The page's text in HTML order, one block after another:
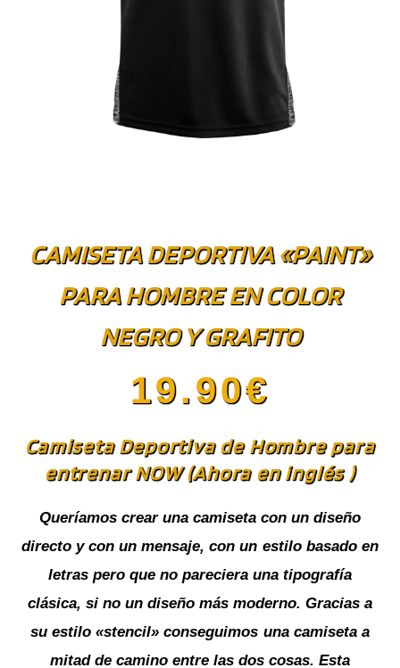
CAMISETA DEPORTIVA «PAINT»
PARA HOMBRE EN COLOR
NEGRO Y GRAFITO
19.90€
Camiseta Deportiva de Hombre para
entrenar NOW (Ahora en inglés )
Queríamos crear una camiseta con un diseño
directo y con un mensaje, con un estilo basado en
letras pero que no pareciera una tipografía
clásica, si no un diseño más moderno. Gracias a
su estilo «stencil» conseguimos una camiseta a
mitad de camino entre las dos cosas. Esta